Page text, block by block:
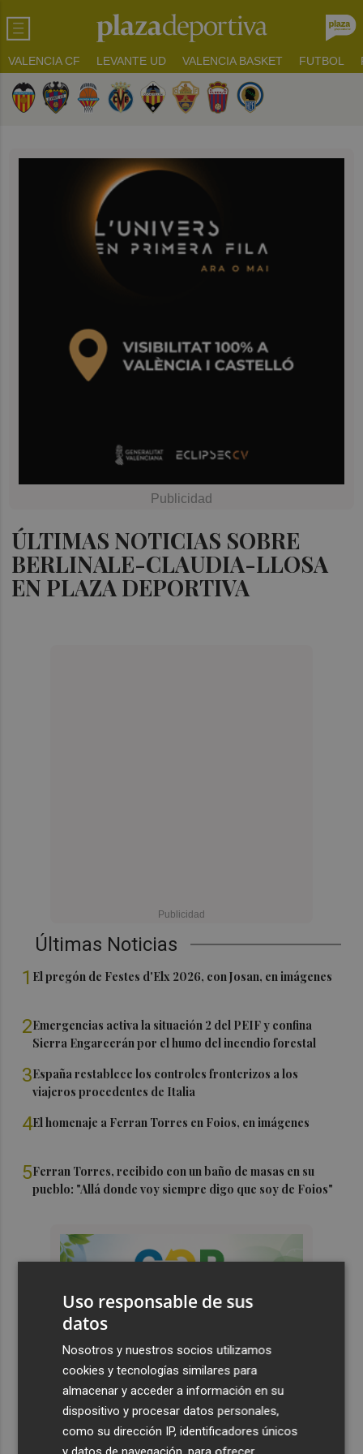
VALENCIA CF LEVANTE UD VALENCIA BASKET FUTBOL
ÚLTIMAS NOTICIAS SOBRE
BERLINALE-CLAUDIA-LLOSA
EN PLAZA DEPORTIVA
Últimas Noticias
1 El pregón de Festes d'Elx 2026, con Josan, en imágenes
2Emergencias activa la situación 2 del PEIF y confina
Sierra Engarcerán por el humo del incendio forestal
3España restablece los controles fronterizos a los
viajeros procedentes de Italia
4El homenaje a Ferran Torres en Foios, en imágenes
5Ferran Torres, recibido con un baño de masas en su
pueblo: "Allá donde voy siempre digo que soy de Foios"
Uso responsable de sus
datos
Nosotros y nuestros socios utilizamos
cookies y tecnologías similares para
almacenar y acceder a información en su
dispositivo y procesar datos personales,
como su dirección IP, identificadores únicos